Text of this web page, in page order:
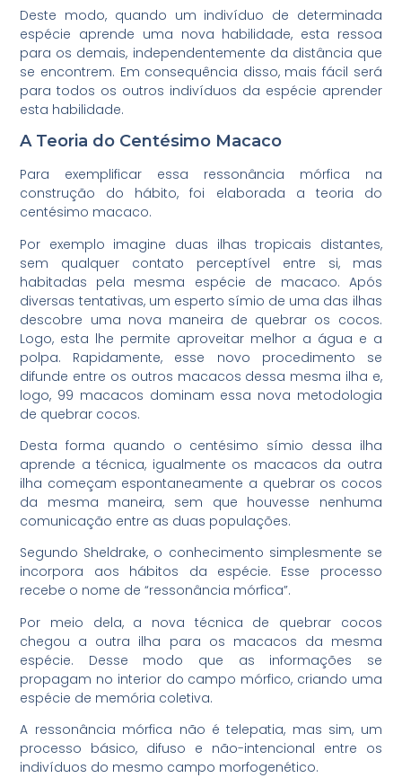
Deste modo, quando um indivíduo de determinada
espécie aprende uma nova habilidade, esta ressoa
para os demais, independentemente da distância que
se encontrem. Em consequência disso, mais fácil será
para todos os outros indivíduos da espécie aprender
esta habilidade.
A Teoria do Centésimo Macaco
Para exemplificar essa ressonância mórfica na
construção do hábito, foi elaborada a teoria do
centésimo macaco.
Por exemplo imagine duas ilhas tropicais distantes,
sem qualquer contato perceptível entre si, mas
habitadas pela mesma espécie de macaco. Após
diversas tentativas, um esperto símio de uma das ilhas
descobre uma nova maneira de quebrar os cocos.
Logo, esta lhe permite aproveitar melhor a água e a
polpa. Rapidamente, esse novo procedimento se
difunde entre os outros macacos dessa mesma ilha e,
logo, 99 macacos dominam essa nova metodologia
de quebrar cocos.
Desta forma quando o centésimo símio dessa ilha
aprende a técnica, igualmente os macacos da outra
ilha começam espontaneamente a quebrar os cocos
da mesma maneira, sem que houvesse nenhuma
comunicação entre as duas populações.
Segundo Sheldrake, o conhecimento simplesmente se
incorpora aos hábitos da espécie. Esse processo
recebe o nome de “ressonância mórfica”.
Por meio dela, a nova técnica de quebrar cocos
chegou a outra ilha para os macacos da mesma
espécie. Desse modo que as informações se
propagam no interior do campo mórfico, criando uma
espécie de memória coletiva.
A ressonância mórfica não é telepatia, mas sim, um
processo básico, difuso e não-intencional entre os
indivíduos do mesmo campo morfogenético.